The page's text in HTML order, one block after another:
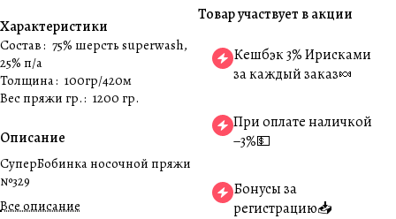
Характеристики
Состав: 75% шерсть superwash,
25% п/а
Толщина: 100гр/420м
Вес пряжи гр.: 1200 гр.
Описание
СуперБобинка носочной пряжи
№329
Все описание
Товар участвует в акции
Кешбэк 3% Ирисками
за каждый заказ🍬
При оплате наличкой
−3%💵
Бонусы за
регистрацию📥